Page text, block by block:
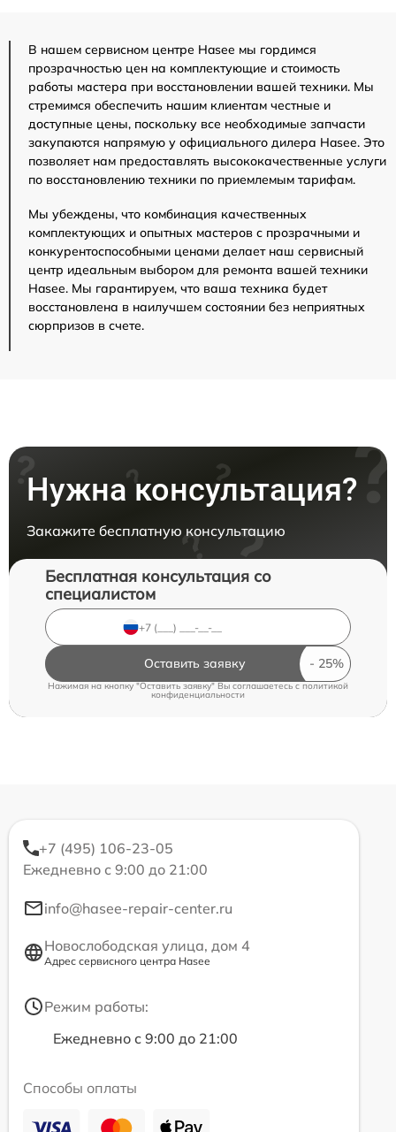
В нашем сервисном центре Hasee мы гордимся
прозрачностью цен на комплектующие и стоимость
работы мастера при восстановлении вашей техники. Мы
стремимся обеспечить нашим клиентам честные и
доступные цены, поскольку все необходимые запчасти
закупаются напрямую у официального дилера Hasee. Это
позволяет нам предоставлять высококачественные услуги
по восстановлению техники по приемлемым тарифам.
Мы убеждены, что комбинация качественных
комплектующих и опытных мастеров с прозрачными и
конкурентоспособными ценами делает наш сервисный
центр идеальным выбором для ремонта вашей техники
Hasee. Мы гарантируем, что ваша техника будет
восстановлена в наилучшем состоянии без неприятных
сюрпризов в счете.
Нужна консультация?
Закажите бесплатную консультацию
Бесплатная консультация со
специалистом
Оставить заявку
Нажимая на кнопку "Оставить заявку" Вы соглашаетесь cполитикой
конфиденциальности
+7 (495) 106-23-05
Ежедневно с 9:00 до 21:00
info@hasee-repair-center.ru
Новослободская улица, дом 4
Адрес сервисного центра Hasee
Режим работы:
Ежедневно с 9:00 до 21:00
Способы оплаты